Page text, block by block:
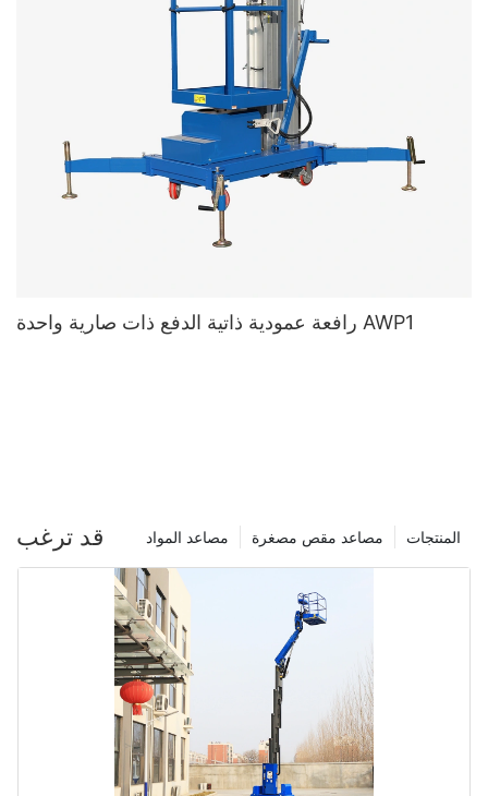
رافعة عمودية ذاتية الدفع ذات صارية واحدة AWP1
قد ترغب المنتجات مصاعد مقص مصغرة مصاعد المواد